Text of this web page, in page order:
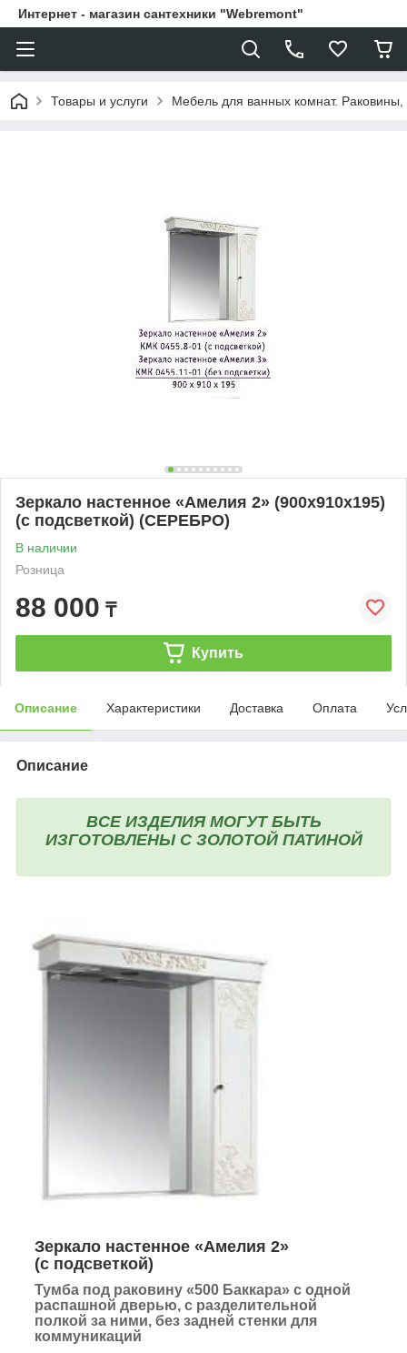
Интернет - магазин сантехники "Webremont"
Товары и услуги Мебель для ванных комнат.
Зеркало настенное «Амелия 2» (900х910х195)
(с подсветкой) (СЕРЕБРО)
В наличии
Розница
88 000 ₸
Купить
Описание Характеристики Доставка Оплата
Описание
ВСЕ ИЗДЕЛИЯ МОГУТ БЫТЬ
ИЗГОТОВЛЕНЫ С ЗОЛОТОЙ ПАТИНОЙ
Зеркало настенное «Амелия 2»
(с подсветкой)
Тумба под раковину «500 Баккара» с одной
распашной дверью, с разделительной
полкой за ними, без задней стенки для
коммуникаций